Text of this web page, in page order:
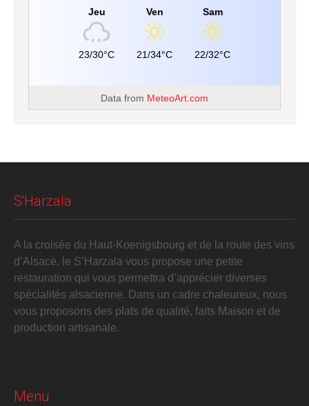
Jeu
23/30°C
Ven
21/34°C
Sam
22/32°C
Data from MeteoArt.com
S'Harzala
A la croisée du Haut-Koenigsbourg et de la route des vins
d’Alsace, le S’Harzala vous propose une petite
restauration qui vous permettra d’apprécier diverses
spécialités alsacienne. Dans un cadre chaleureux, nous
vous proposons des plats de qualité, faits Maison et de
production artisanale.
Menu